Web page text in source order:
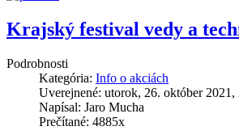
Krajský festival vedy a
Podrobnosti
Kategória: Info o akciách
Uverejnené: utorok, 26. október 2021,
Napísal: Jaro Mucha
Prečítané: 4885x